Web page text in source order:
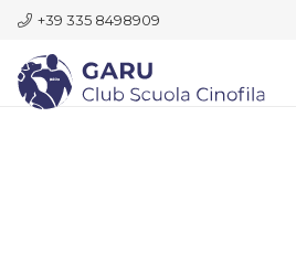
+39 335 8498909